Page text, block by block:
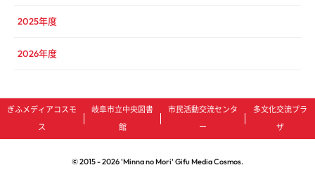
2025年度
2026年度
ぎふメディアコスモ
ス
岐阜市立中央図書
館
市民活動交流センタ
ー
多文化交流プラ
ザ
© 2015 -2026'Minna no Mori' Gifu Media Cosmos.